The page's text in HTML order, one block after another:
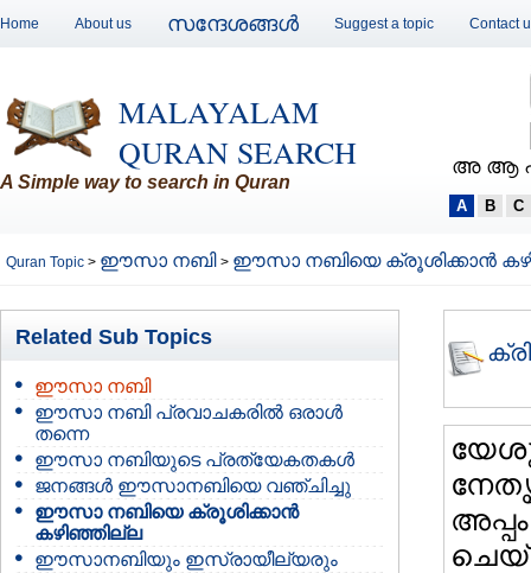
Home About us സന്ദേശങ്ങള്‍ Suggest a topic Contact
MALAYALAM
QURAN SEARCH
A Simple way to search in Quran
അ ആ
A B C
Quran Topic > ഈസാ നബി > ഈസാ നബിയെ ക്രൂശിക്കാന്‍
Related Sub Topics
ഈസാ നബി
ഈസാ നബി പ്രവാചകരില്‍ ഒരാള്‍
തന്നെ
ഈസാ നബിയുടെ പ്രത്യേകതകള്‍
ജനങ്ങള്‍ ഈസാനബിയെ വഞ്ചിച്ചു
ഈസാ നബിയെ ക്രൂശിക്കാന്‍
കഴിഞ്ഞില്ല
ഈസാനബിയും ഇസ്രായീല്യരും